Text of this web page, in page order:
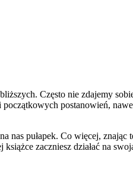
Często nie zdajemy
postanowień,
pułapek. Co więcej,
zaczniesz działać na